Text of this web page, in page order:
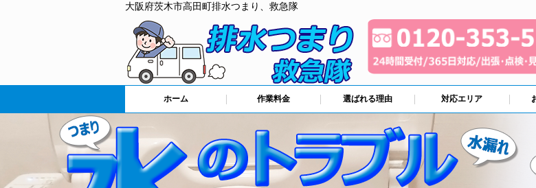
大阪府茨木市高田町排水つまり、救急隊
ホーム 作業料金 選ばれる理由 対応エリア